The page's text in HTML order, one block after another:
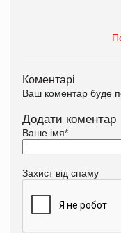
Коментарі
Ваш коментар буде
Додати коментар
Ваше імя*
Захист від спаму